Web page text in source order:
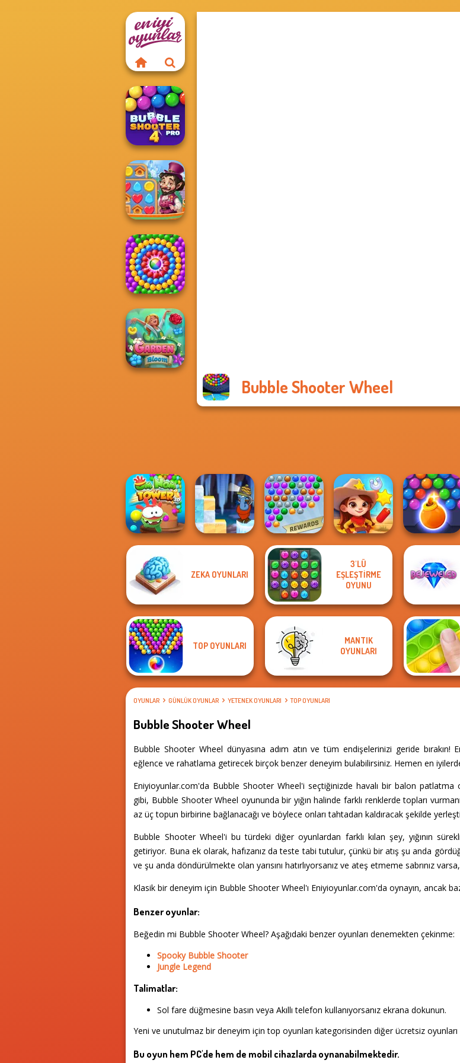
Bubble Shooter Wheel
Bubble Shooter
Pro 4
Vega Mix: Fairy
Town
Pop Adventure
Om Nom Tower
3D
Gold Strike Icy
Bubble Shooter
Extreme
Wild West Match
Bubble Shooter
HD 3
ZEKA OYUNLARI
3'LÜ
EŞLEŞTIRME
OYUNU
TOP OYUNLARI
MANTIK
OYUNLARI
OYUNLAR GÜNLÜK OYUNLAR YETENEK OYUNLARI TOP OYUNLARI
Bubble Shooter Wheel
Bubble Shooter Wheel dünyasına adım atın ve tüm endişelerinizi geride
eğlence ve rahatlama getirecek birçok benzer deneyim bulabilirsiniz. Hemen en
Eniyioyunlar.com'da Bubble Shooter Wheel'i seçtiğinizde havalı bir balon
gibi, Bubble Shooter Wheel oyununda bir yığın halinde farklı renklerde topları
az üç topun birbirine bağlanacağı ve böylece onları tahtadan kaldıracak şekilde
Bubble Shooter Wheel'i bu türdeki diğer oyunlardan farklı kılan şey, yığının
getiriyor. Buna ek olarak, hafızanız da teste tabi tutulur, çünkü bir atış şu anda
ve şu anda döndürülmekte olan yarısını hatırlıyorsanız ve ateş etmeme sabrınız
Klasik bir deneyim için Bubble Shooter Wheel'ı Eniyioyunlar.com'da oynayın, ancak
Benzer oyunlar:
Beğedin mi Bubble Shooter Wheel? Aşağıdaki benzer oyunları denemekten çekinme:
Spooky Bubble Shooter
Jungle Legend
Talimatlar:
Sol fare düğmesine basın veya Akıllı telefon kullanıyorsanız ekrana dokunun.
Yeni ve unutulmaz bir deneyim için top oyunları kategorisinden diğer ücretsiz oyunları
Bu oyun hem PC'de hem de mobil cihazlarda oynanabilmektedir.